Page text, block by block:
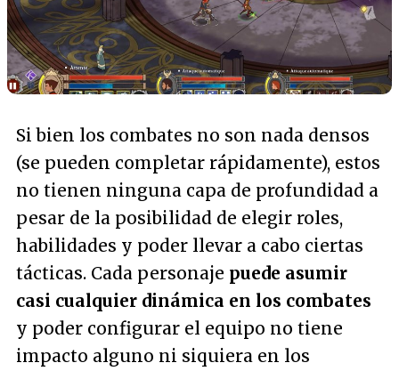
Si bien los combates no son nada densos
(se pueden completar rápidamente), estos
no tienen ninguna capa de profundidad a
pesar de la posibilidad de elegir roles,
habilidades y poder llevar a cabo ciertas
tácticas. Cada personaje puede asumir
casi cualquier dinámica en los combates
y poder configurar el equipo no tiene
impacto alguno ni siquiera en los